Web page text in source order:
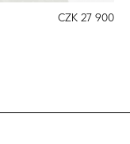
CZK 27 900